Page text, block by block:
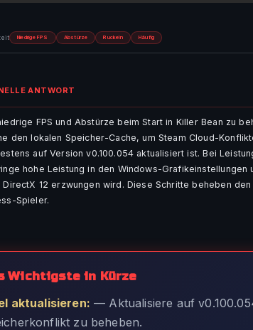
Niedrige FPS Abstürze Ruckeln Häufig
ANTWORT
FPS und Abstürze beim Start in Killer Bean zu
den lokalen Speicher-Cache, um Steam Cloud-
auf Version v0.100.054 aktualisiert ist. Bei
hohe Leistung in den Windows-
DirectX 12 erzwungen wird. Diese Schritte beheben
Spieler.
Wichtigste in Kürze
aktualisieren: — Aktualisiere auf
zu beheben.